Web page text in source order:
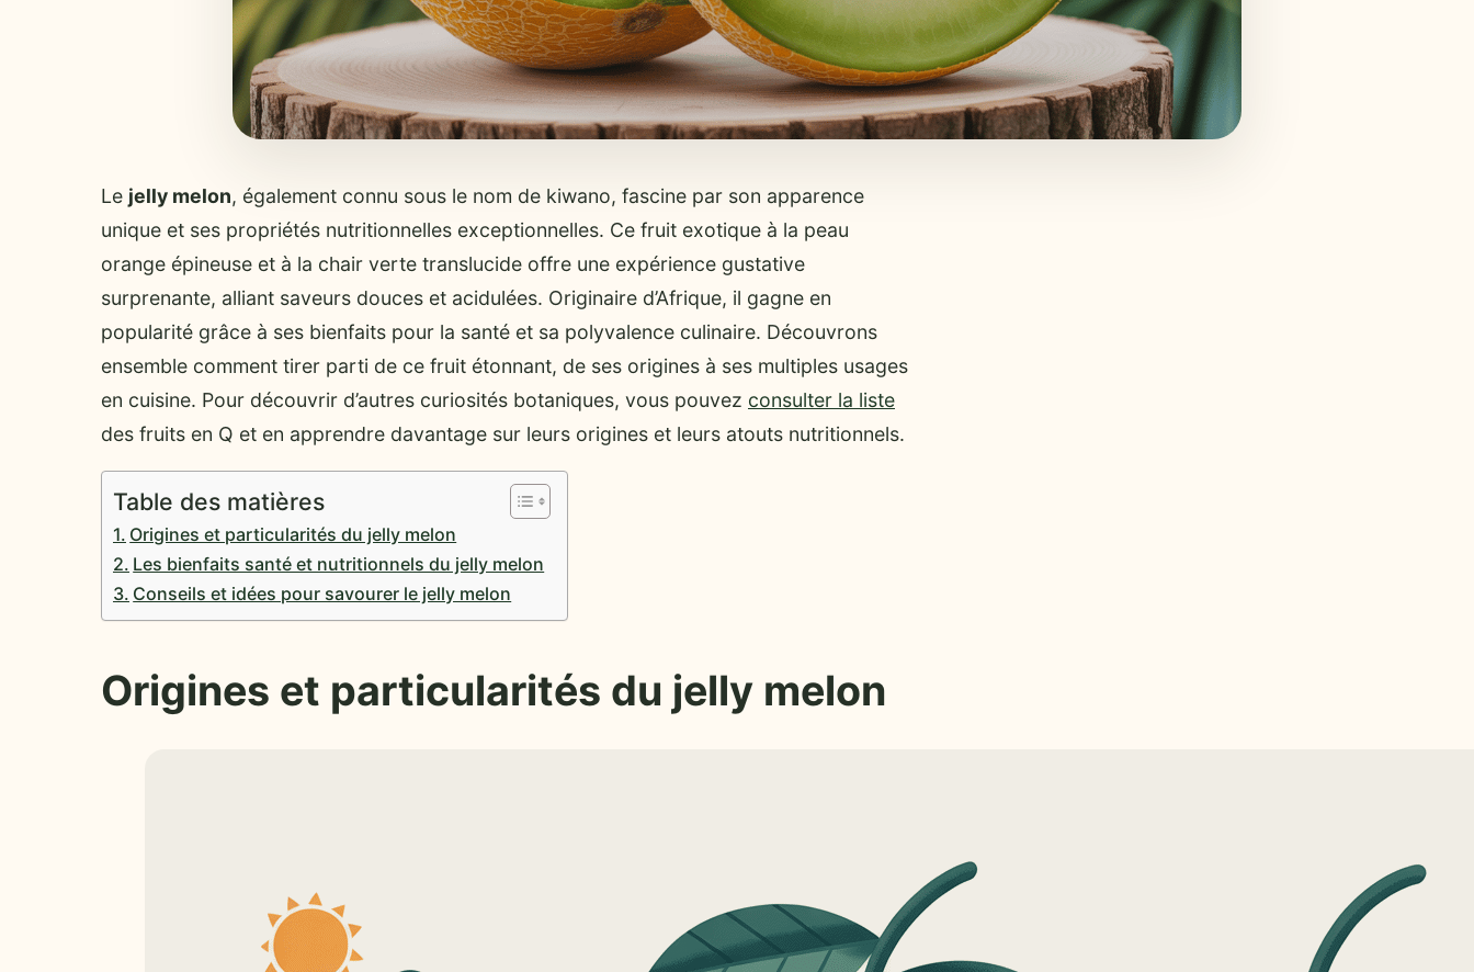
Le jelly melon, également connu sous le nom de kiwano, fascine par son apparence
unique et ses propriétés nutritionnelles exceptionnelles. Ce fruit exotique à la peau
orange épineuse et à la chair verte translucide offre une expérience gustative
surprenante, alliant saveurs douces et acidulées. Originaire d’Afrique, il gagne en
popularité grâce à ses bienfaits pour la santé et sa polyvalence culinaire. Découvrons
ensemble comment tirer parti de ce fruit étonnant, de ses origines à ses multiples usages
en cuisine. Pour découvrir d’autres curiosités botaniques, vous pouvez consulter la liste
des fruits en Q et en apprendre davantage sur leurs origines et leurs atouts nutritionnels.
Table des matières
Origines et particularités du jelly melon
Les bienfaits santé et nutritionnels du jelly melon
Conseils et idées pour savourer le jelly melon
Origines et particularités du jelly melon